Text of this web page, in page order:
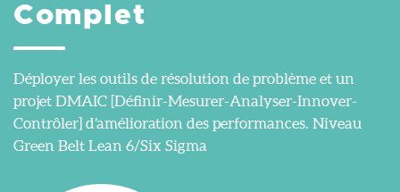
Complet
Déployer les outils de résolution de problème et un
projet DMAIC [Définir-Mesurer-Analyser-Innover-
Contrôler] d’amélioration des performances. Niveau
Green Belt Lean 6/Six Sigma